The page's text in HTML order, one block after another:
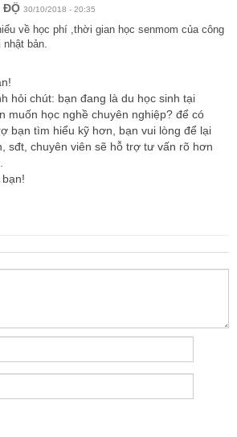
ĐỘ 30/10/2018 - 20:35
về học phí ,thời gian học senmom của công
bản.
hỏi chút: bạn đang là du học sinh tại
muốn học nghề chuyên nghiệp? để có
bạn tìm hiểu kỹ hơn, bạn vui lòng để lại
sđt, chuyên viên sẽ hỗ trợ tư vấn rõ hơn